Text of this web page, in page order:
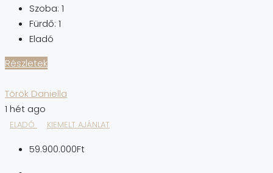
Szoba: 1
Fürdő: 1
Eladó
Részletek
Török Daniella
1 hét ago
ELADÓ KIEMELT AJÁNLAT
59.900.000Ft